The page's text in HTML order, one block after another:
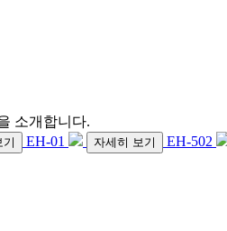
소개합니다.
EH-01 자세히 보기 EH-502